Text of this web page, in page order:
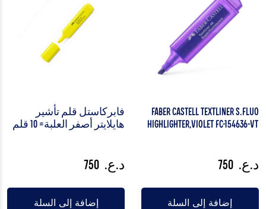
Faber Castell Textliner S.fluo
Highlighter,Violet FC-154636-VT
د.ع.
إضافة إلى السلة
فابركاستل قلم تأشير
هايلايتر أصفر العلبة= 10 قلم
د.ع.
إضافة إلى السلة